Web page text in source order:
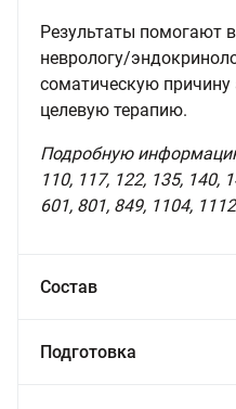
Результаты помогают
неврологу/
соматическую причину
целевую терапию.
Подробную
110, 117, 122, 135, 140,
601, 801, 849, 1104,
Состав
Подготовка